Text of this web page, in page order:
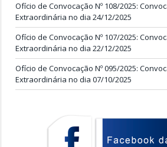
Ofício de Convocação Nº 108/2025:
Extraordinária no dia 24/12/2025
Ofício de Convocação Nº 107/2025:
Extraordinária no dia 22/12/2025
Ofício de Convocação Nº 095/2025:
Extraordinária no dia 07/10/2025